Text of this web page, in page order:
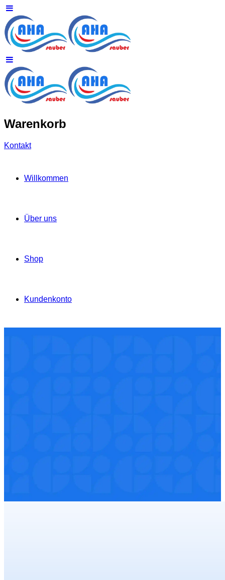
Warenkorb
Kontakt
Willkommen
Über uns
Shop
Kundenkonto